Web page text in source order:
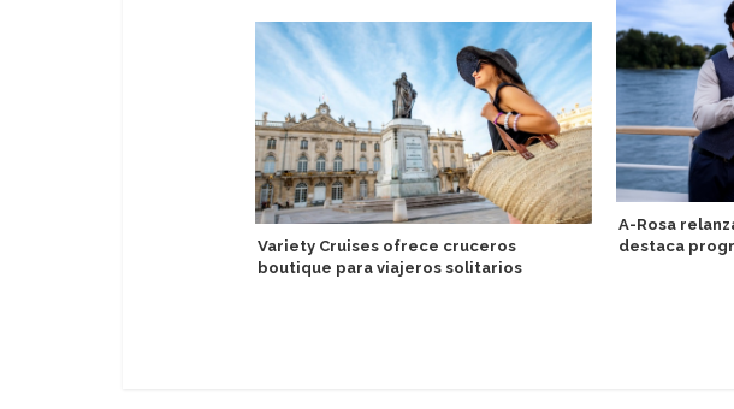
Variety Cruises ofrece cruceros
boutique para viajeros solitarios
A-Rosa
destaca